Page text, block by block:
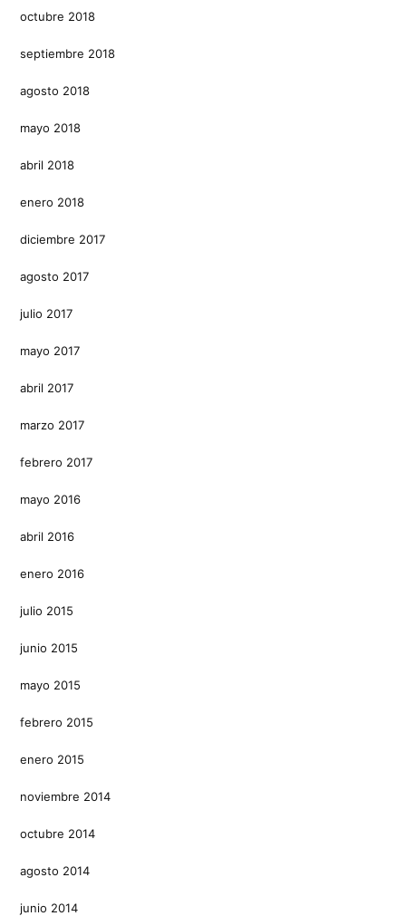
octubre 2018
septiembre 2018
agosto 2018
mayo 2018
abril 2018
enero 2018
diciembre 2017
agosto 2017
julio 2017
mayo 2017
abril 2017
marzo 2017
febrero 2017
mayo 2016
abril 2016
enero 2016
julio 2015
junio 2015
mayo 2015
febrero 2015
enero 2015
noviembre 2014
octubre 2014
agosto 2014
junio 2014